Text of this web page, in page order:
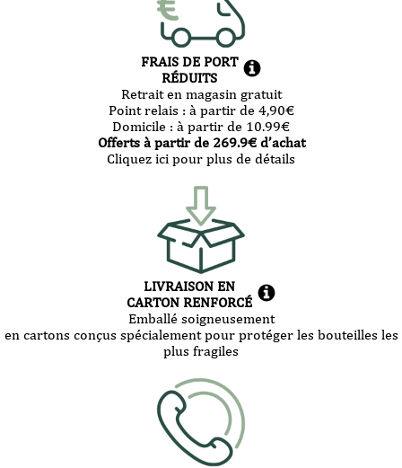
FRAIS DE PORT
RÉDUITS
Retrait en magasin gratuit
Point relais : à partir de 4,90€
Domicile : à partir de 10.99€
Offerts à partir de 269.9€ d’achat
Cliquez ici pour plus de détails
LIVRAISON EN
CARTON RENFORCÉ
Emballé soigneusement
en cartons conçus spécialement pour protéger les bouteilles les
plus fragiles